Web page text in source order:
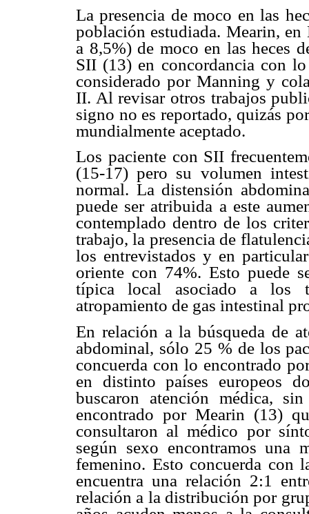
La presencia de moco en las
población estudiada. Mearin,
a 8,5%) de moco en las heces
SII (13) en concordancia con
considerado por Manning y
II. Al revisar otros trabajos
signo no es reportado, quizás
mundialmente aceptado.
Los paciente con SII
(15-17) pero su volumen
normal. La distensión
puede ser atribuida a este
contemplado dentro de los
trabajo, la presencia de
los entrevistados y en
oriente con 74%. Esto puede
típica local asociado a los
atropamiento de gas intestinal
En relación a la búsqueda de
abdominal, sólo 25 % de los
concuerda con lo encontrado
en distinto países europeos
buscaron atención médica,
encontrado por Mearin (13)
consultaron al médico por
según sexo encontramos una
femenino. Esto concuerda con
encuentra una relación 2:1
relación a la distribución por